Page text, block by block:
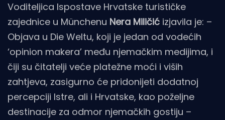
Voditeljica Ispostave Hrvatske turističke
zajednice u Münchenu Nera Miličić izjavila je: –
Objava u Die Weltu, koji je jedan od vodećih
‘opinion makera’ među njemačkim medijima, i
čiji su čitatelji veće platežne moći i viših
zahtjeva, zasigurno će pridonijeti dodatnoj
percepciji Istre, ali i Hrvatske, kao poželjne
destinacije za odmor njemačkih gostiju –